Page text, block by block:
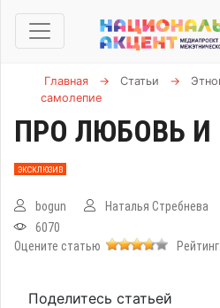
Главная → Статьи →
самолепие
ПРО ЛЮБОВЬ
ЭКСКЛЮЗИВ
bogun Наталья Стребнева
6070
Оцените статью
Рейтинг:
Поделитесь статьей